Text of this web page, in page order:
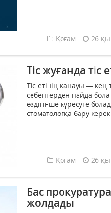
Қоғам 26
Тіс жуғанда тіс
Тіс етінің қанауы —
себептерден пайда
өздігінше күресуге
стоматологқа бару
Қоғам 26
Бас
жолдады